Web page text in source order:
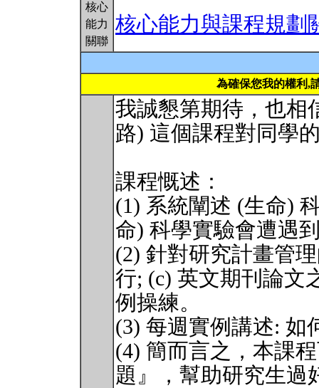
核心
能力
關聯
核心能力與課程規劃
為確保您我的權利,
我誠懇第期待，也相
路) 這個課程對同學
課程慨述：
(1) 系統闡述 (生命)
命) 科學實驗會遭遇
(2) 針對研究計畫管
行; (c) 英文期刊論文
例操練。
(3) 每週實例講述: 如
(4) 簡而言之，本課
題』，幫助研究生過